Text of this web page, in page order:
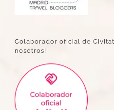
Colaborador oficial de
nosotros!